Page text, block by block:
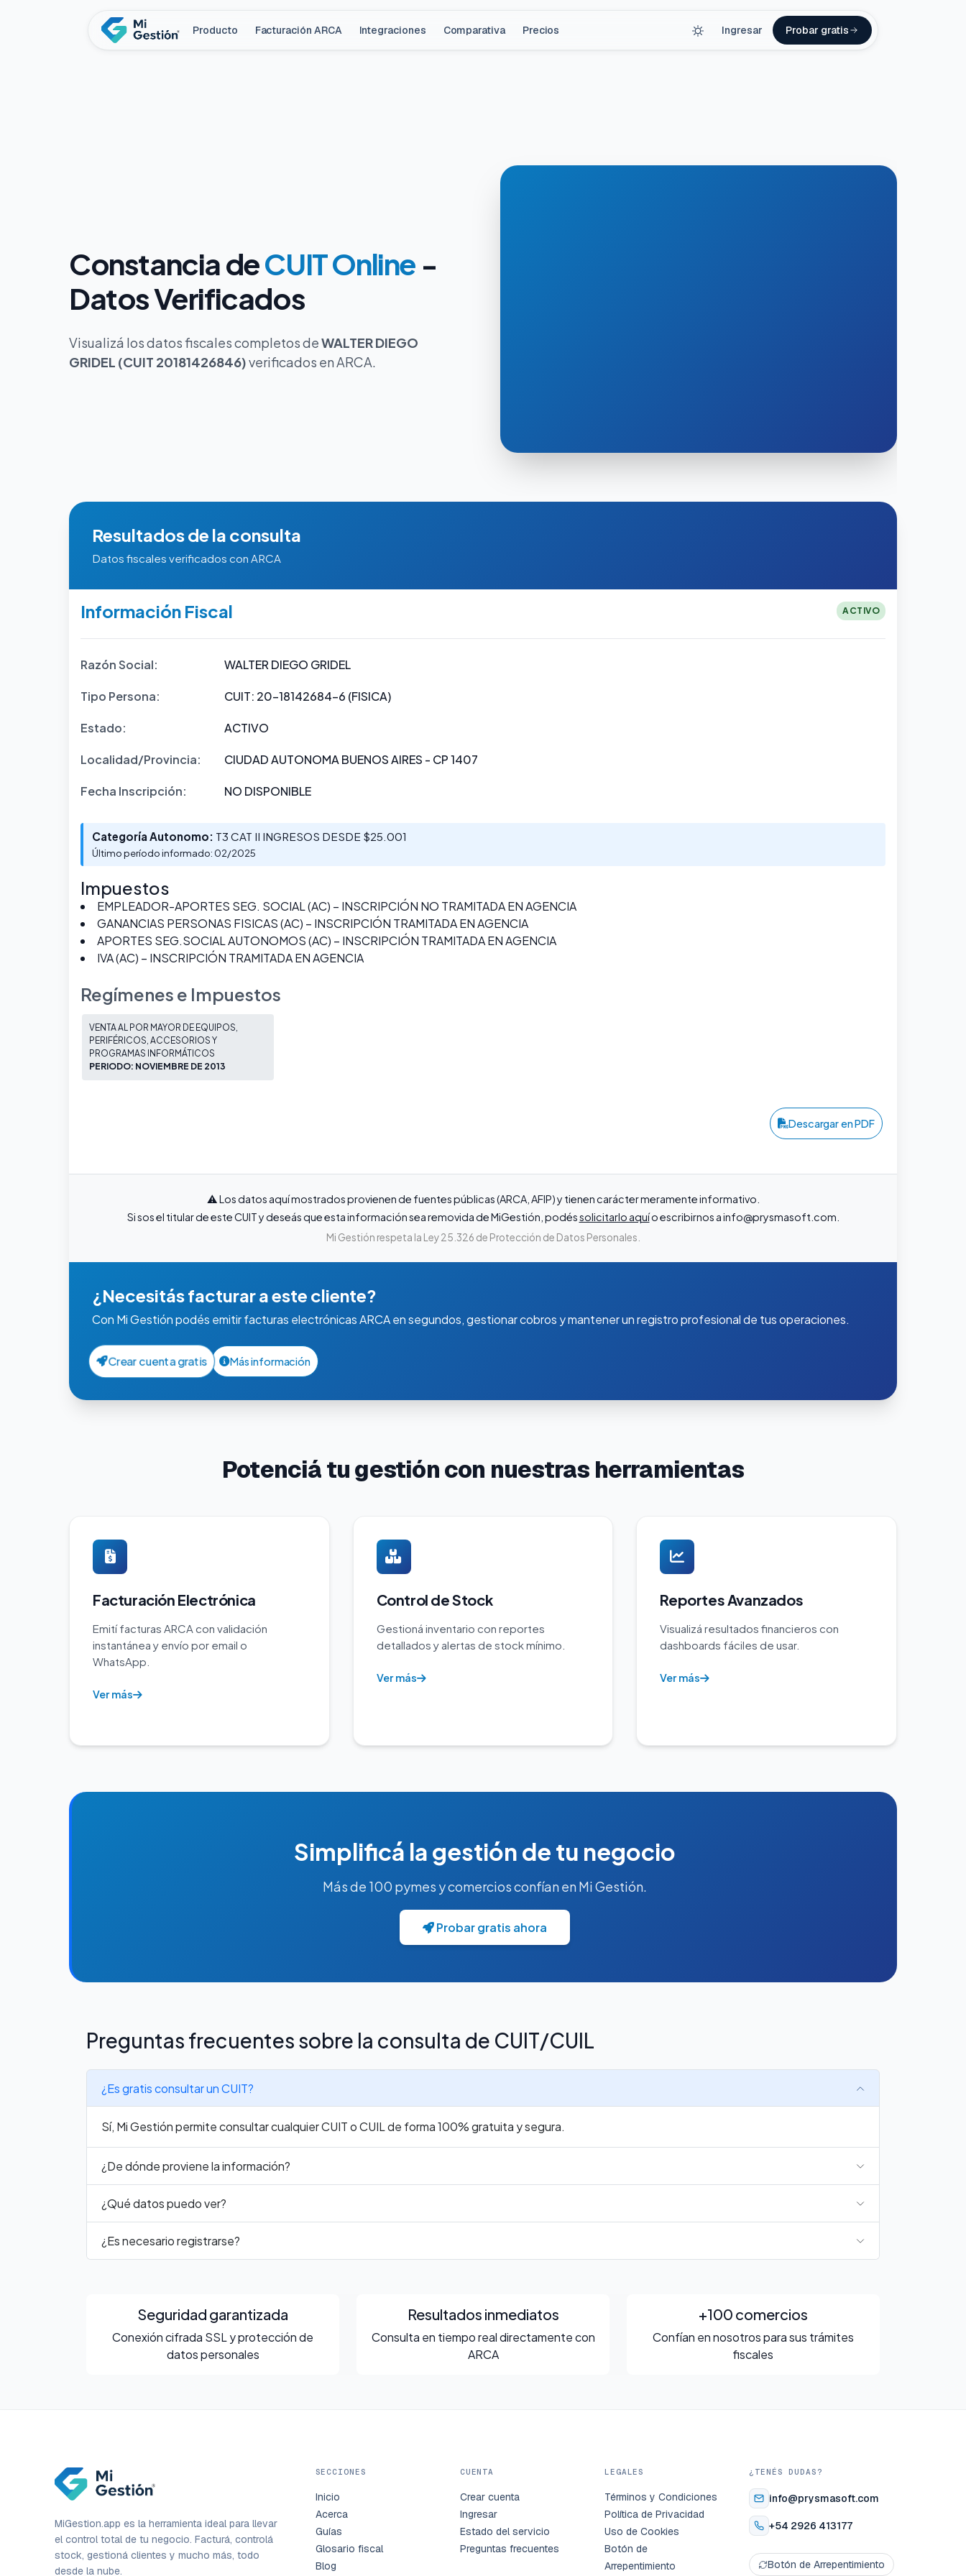
Producto Facturación ARCA Integraciones Comparativa Precios Ingresar Probar gratis
Constancia deCUIT Online -
Datos Verificados
Visualizá los datos fiscales completos deWALTER DIEGO
GRIDEL (CUIT 20181426846)verificados en ARCA.
Resultados de la consulta
Datos fiscales verificados con ARCA
Información Fiscal ACTIVO
Razón Social: WALTER DIEGO GRIDEL
Tipo Persona: CUIT: 20-18142684-6 (FISICA)
Estado: ACTIVO
Localidad/Provincia: CIUDAD AUTONOMA BUENOS AIRES - CP 1407
Fecha Inscripción: NO DISPONIBLE
Categoría Autonomo: T3 CAT II INGRESOS DESDE $25.001
Último período informado: 02/2025
Impuestos
EMPLEADOR-APORTES SEG. SOCIAL (AC) – INSCRIPCIÓN NO TRAMITADA EN AGENCIA
GANANCIAS PERSONAS FISICAS (AC) – INSCRIPCIÓN TRAMITADA EN AGENCIA
APORTES SEG.SOCIAL AUTONOMOS (AC) – INSCRIPCIÓN TRAMITADA EN AGENCIA
IVA (AC) – INSCRIPCIÓN TRAMITADA EN AGENCIA
Regímenes e Impuestos
VENTA AL POR MAYOR DE EQUIPOS,
PERIFÉRICOS, ACCESORIOS Y
PROGRAMAS INFORMÁTICOS
PERIODO: NOVIEMBRE DE 2013
Descargar en PDF
⚠️ Los datos aquí mostrados provienen de fuentes públicas (ARCA, AFIP) y tienen carácter meramente informativo.
Si sos el titular de este CUIT y deseás que esta información sea removida de MiGestión, podéssolicitarlo aquío escribirnos ainfo@prysmasoft.com
Mi Gestión respeta la Ley 25.326 de Protección de Datos Personales.
¿Necesitás facturar a este cliente?
Con Mi Gestión podés emitir facturas electrónicas ARCA en segundos, gestionar cobros y mantener un registro profesional de tus operaciones.
Crear cuenta gratis Más información
Potenciá tu gestión con nuestras herramientas
Facturación Electrónica
Emití facturas ARCA con validación
instantánea y envío por email o
WhatsApp.
Ver más
Control de Stock
Gestioná inventario con reportes
detallados y alertas de stock mínimo.
Ver más
Reportes Avanzados
Visualizá resultados financieros con
dashboards fáciles de usar.
Ver más
Simplificá la gestión de tu negocio
Más de 100 pymes y comercios confían en Mi Gestión.
Probar gratis ahora
Preguntas frecuentes sobre la consulta de CUIT/CUIL
¿Es gratis consultar un CUIT?
Sí, Mi Gestión permite consultar cualquier CUIT o CUIL de forma 100% gratuita y segura.
¿De dónde proviene la información?
¿Qué datos puedo ver?
¿Es necesario registrarse?
Seguridad garantizada
Conexión cifrada SSL y protección de
datos personales
Resultados inmediatos
Consulta en tiempo real directamente con
ARCA
+100 comercios
Confían en nosotros para sus trámites
fiscales
MiGestion.app es la herramienta ideal para llevar
el control total de tu negocio. Facturá, controlá
stock, gestioná clientes y mucho más, todo
desde la nube.
SECCIONES
Inicio
Acerca
Guías
Glosario fiscal
Blog
CUENTA
Crear cuenta
Ingresar
Estado del servicio
Preguntas frecuentes
LEGALES
Términos y Condiciones
Política de Privacidad
Uso de Cookies
Botón de
Arrepentimiento
¿TENÉS DUDAS?
info@prysmasoft.com
+54 2926 413177
Botón de Arrepentimiento